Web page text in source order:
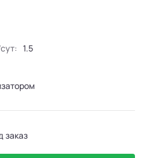
1.5
заказ